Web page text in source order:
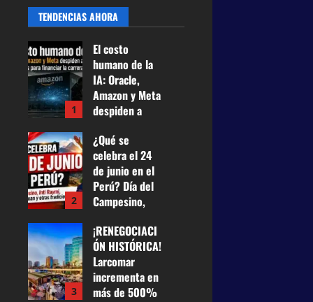
TENDENCIAS AHORA
1
El costo
humano de la
IA: Oracle,
Amazon y Meta
despiden a
empleados
para financiar
la carrera
tecnológica
25 de junio de
19
2
¿Qué se
celebra el 24
de junio en el
Perú? Día del
Campesino,
Fiesta de San
Juan y otras
tradiciones
24 de junio de
2026
0
3
¡RENEGOCIACI
ÓN HISTÓRICA!
Larcomar
incrementa en
más de 500%